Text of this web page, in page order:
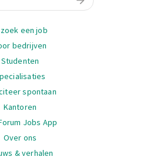
een job
bedrijven
Studenten
spontaan
Kantoren
Jobs App
Over ons
& verhalen